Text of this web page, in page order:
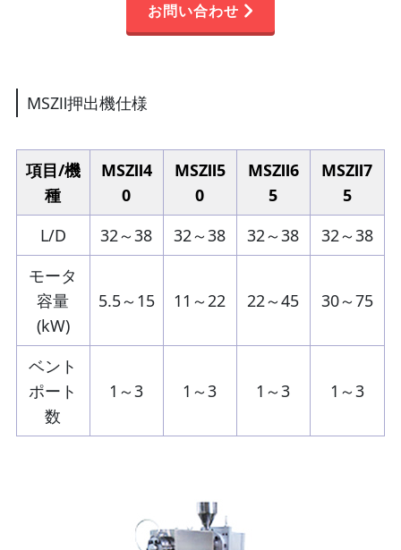
お問い合わせ
MSZⅡ押出機仕様
項目/機
種
MSZⅡ4
0
MSZⅡ5
0
MSZⅡ6
5
MSZⅡ7
5
L/D
32～38 32～38 32～38
32～38
モータ
容量
(kW)
5.5～15 11～22 22～45 30～75
ベント
ポート
数
1～3 1～3 1～3 1～3